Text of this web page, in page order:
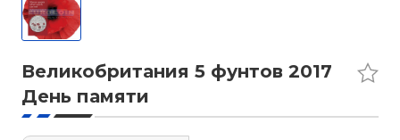
Великобритания 5 фунтов 2017
День памяти